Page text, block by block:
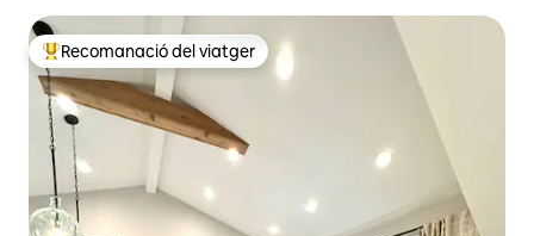
Principals recomanacions dels viatgers
Recomanació del viatger